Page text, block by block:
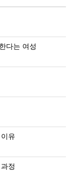
다는 여성
유
정